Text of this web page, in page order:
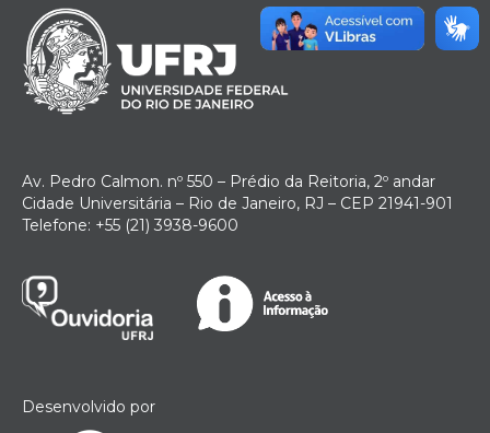
Av. Pedro Calmon. nº 550 – Prédio da Reitoria, 2º andar
Cidade Universitária – Rio de Janeiro, RJ – CEP 21941-901
Telefone: +55 (21) 3938-9600
Desenvolvido por